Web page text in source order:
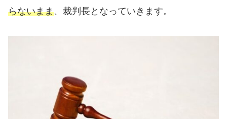
らないまま、裁判長となっていきます。